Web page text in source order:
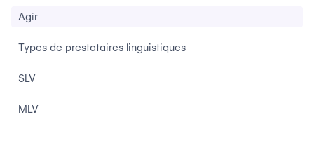
Agir
Types de prestataires linguistiques
SLV
MLV